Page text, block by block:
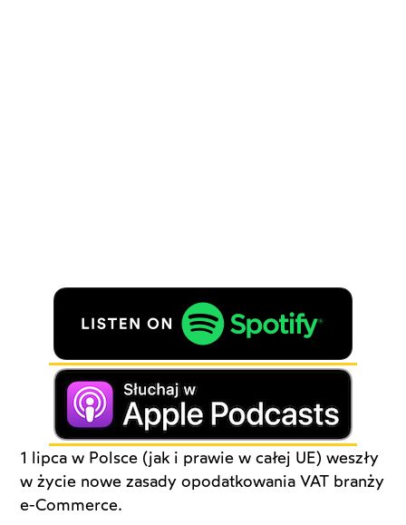
1 lipca w Polsce (jak i prawie w całej UE) weszły
w życie nowe zasady opodatkowania VAT branży
e-Commerce.